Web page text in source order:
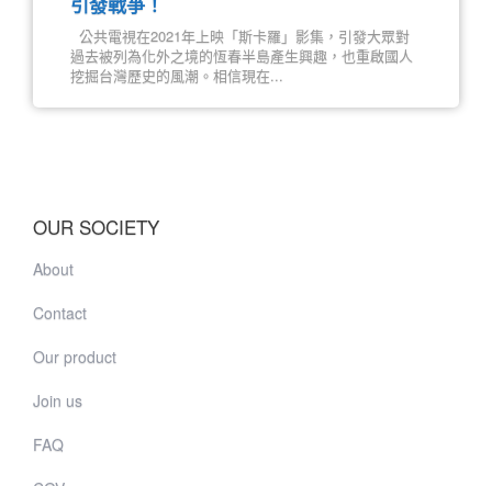
公共電視在2021年上映「斯卡羅」影集，引發大眾對
過去被列為化外之境的恆春半島產生興趣，也重啟國人
挖掘台灣歷史的風潮。相信現在...
OUR SOCIETY
About
Contact
Our product
Join us
FAQ